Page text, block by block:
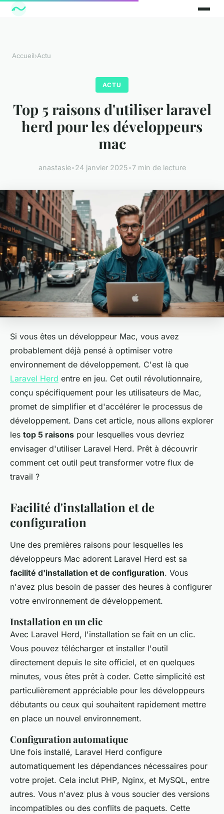
Accueil›Actu
ACTU
Top 5 raisons d'utiliser laravel
herd pour les développeurs
mac
anastasie•24 janvier 2025•7 min de lecture
Si vous êtes un développeur Mac, vous avez
probablement déjà pensé à optimiser votre
environnement de développement. C'est là que
Laravel Herd entre en jeu. Cet outil révolutionnaire,
conçu spécifiquement pour les utilisateurs de Mac,
promet de simplifier et d'accélérer le processus de
développement. Dans cet article, nous allons explorer
les top 5 raisons pour lesquelles vous devriez
envisager d'utiliser Laravel Herd. Prêt à découvrir
comment cet outil peut transformer votre flux de
travail ?
Facilité d'installation et de
configuration
Une des premières raisons pour lesquelles les
développeurs Mac adorent Laravel Herd est sa
facilité d'installation et de configuration. Vous
n'avez plus besoin de passer des heures à configurer
votre environnement de développement.
Installation en un clic
Avec Laravel Herd, l'installation se fait en un clic.
Vous pouvez télécharger et installer l'outil
directement depuis le site officiel, et en quelques
minutes, vous êtes prêt à coder. Cette simplicité est
particulièrement appréciable pour les développeurs
débutants ou ceux qui souhaitent rapidement mettre
en place un nouvel environnement.
Configuration automatique
Une fois installé, Laravel Herd configure
automatiquement les dépendances nécessaires pour
votre projet. Cela inclut PHP, Nginx, et MySQL, entre
autres. Vous n'avez plus à vous soucier des versions
incompatibles ou des conflits de paquets. Cette